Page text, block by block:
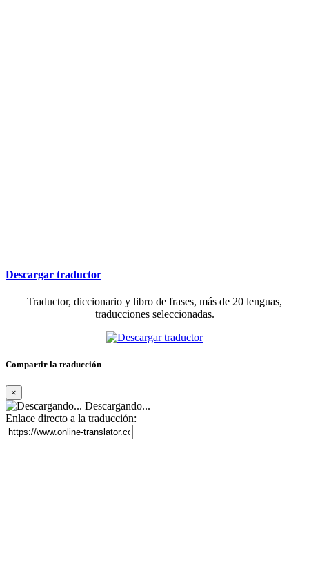
Descargar traductor
Traductor, diccionario y libro de frases, más de 20 lenguas,
traducciones seleccionadas.
Compartir la traducción
×
Descargando...
Enlace directo a la traducción: